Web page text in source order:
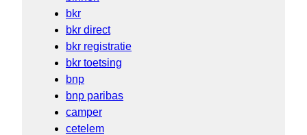
bkr
bkr direct
bkr registratie
bkr toetsing
bnp
bnp paribas
camper
cetelem